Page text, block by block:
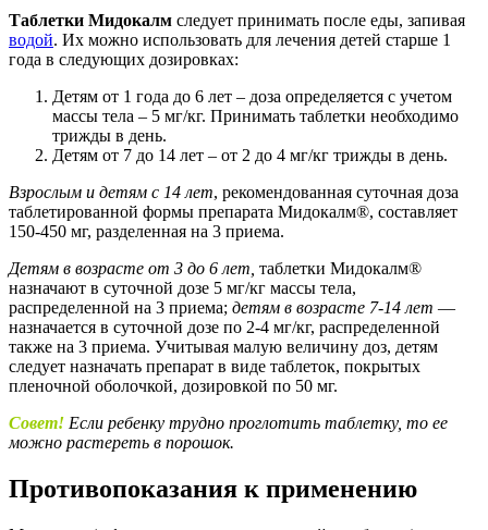
Таблетки Мидокалм следует принимать после еды, запивая
водой. Их можно использовать для лечения детей старше 1
года в следующих дозировках:
Детям от 1 года до 6 лет – доза определяется с учетом
массы тела – 5 мг/кг. Принимать таблетки необходимо
трижды в день.
Детям от 7 до 14 лет – от 2 до 4 мг/кг трижды в день.
Взрослым и детям с 14 лет, рекомендованная суточная доза
таблетированной формы препарата Мидокалм®, составляет
150-450 мг, разделенная на 3 приема.
Детям в возрасте от 3 до 6 лет, таблетки Мидокалм®
назначают в суточной дозе 5 мг/кг массы тела,
распределенной на 3 приема; детям в возрасте 7-14 лет —
назначается в суточной дозе по 2-4 мг/кг, распределенной
также на 3 приема. Учитывая малую величину доз, детям
следует назначать препарат в виде таблеток, покрытых
пленочной оболочкой, дозировкой по 50 мг.
Совет! Если ребенку трудно проглотить таблетку, то ее
можно растереть в порошок.
Противопоказания к применению